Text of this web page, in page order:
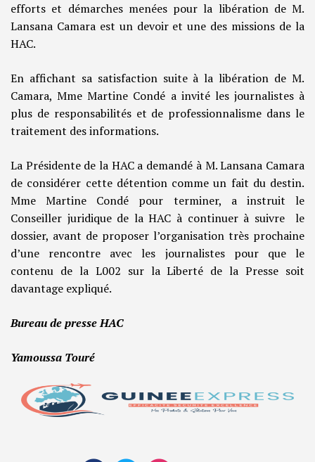
efforts et démarches menées pour la libération de M.
Lansana Camara est un devoir et une des missions de la
HAC.
En affichant sa satisfaction suite à la libération de M.
Camara, Mme Martine Condé a invité les journalistes à
plus de responsabilités et de professionnalisme dans le
traitement des informations.
La Présidente de la HAC a demandé à M. Lansana Camara
de considérer cette détention comme un fait du destin.
Mme Martine Condé pour terminer, a instruit le
Conseiller juridique de la HAC à continuer à suivre le
dossier, avant de proposer l’organisation très prochaine
d’une rencontre avec les journalistes pour que le
contenu de la L002 sur la Liberté de la Presse soit
davantage expliqué.
Bureau de presse HAC
Yamoussa Touré